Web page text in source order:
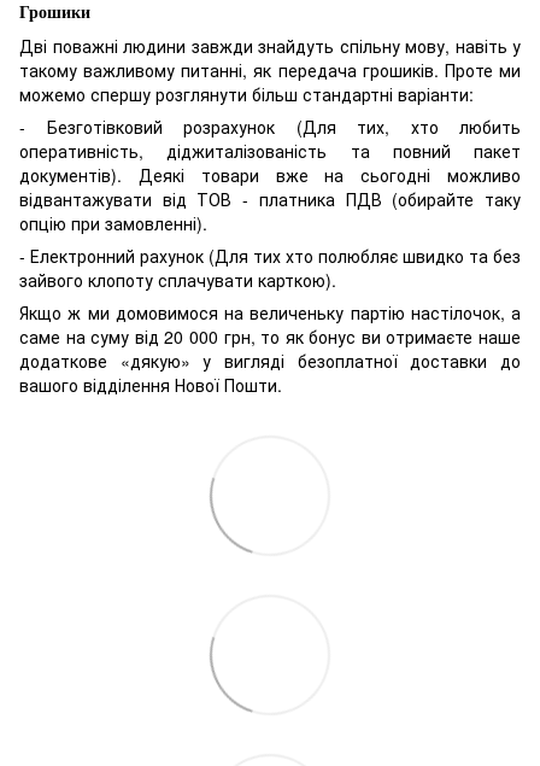
Грошики
Дві поважні людини завжди знайдуть спільну мову, навіть у
такому важливому питанні, як передача грошиків. Проте ми
можемо спершу розглянути більш стандартні варіанти:
- Безготівковий розрахунок (Для тих, хто любить
оперативність, діджиталізованість та повний пакет
документів). Деякі товари вже на сьогодні можливо
відвантажувати від ТОВ - платника ПДВ (обирайте таку
опцію при замовленні).
- Електронний рахунок (Для тих хто полюбляє швидко та без
зайвого клопоту сплачувати карткою).
Якщо ж ми домовимося на величеньку партію настілочок, а
саме на суму від 20 000 грн, то як бонус ви отримаєте наше
додаткове «дякую» у вигляді безоплатної доставки до
вашого відділення Нової Пошти.